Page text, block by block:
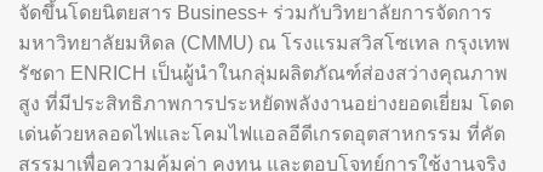
จัดขึ้นโดยนิตยสาร Business+ ร่วมกับวิทยาลัยการจัดการ
มหาวิทยาลัยมหิดล (CMMU) ณ โรงแรมสวิสโซเทล กรุงเทพ
รัชดา ENRICH เป็นผู้นำในกลุ่มผลิตภัณฑ์ส่องสว่างคุณภาพ
สูง ที่มีประสิทธิภาพการประหยัดพลังงานอย่างยอดเยี่ยม โดด
เด่นด้วยหลอดไฟและโคมไฟแอลอีดีเกรดอุตสาหกรรม ที่คัด
สรรมาเพื่อความคุ้มค่า คงทน และตอบโจทย์การใช้งานจริง